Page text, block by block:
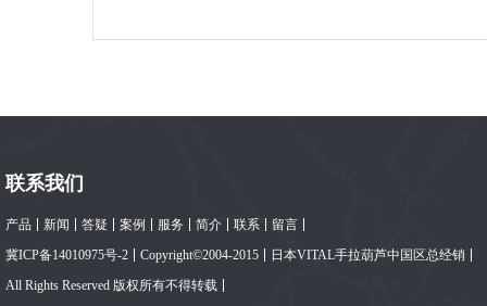
联系我们
产品 新闻 答疑 案例 服务 简介 联系
留言
冀ICP备14010975号-2
Copyright©2004-2015
日本VITAL手拉葫芦中国区总经销
All Rights Reserved 版权所有不得转载